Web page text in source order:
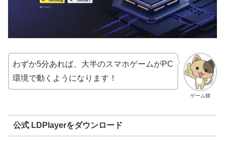
ゲーム猫
わずか5分あれば、大半のスマホゲームがPC
環境で動くようになります！
公式 LDPlayerをダウンロード